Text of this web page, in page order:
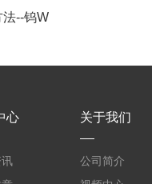
--钨W
心 关于我们
公司简介